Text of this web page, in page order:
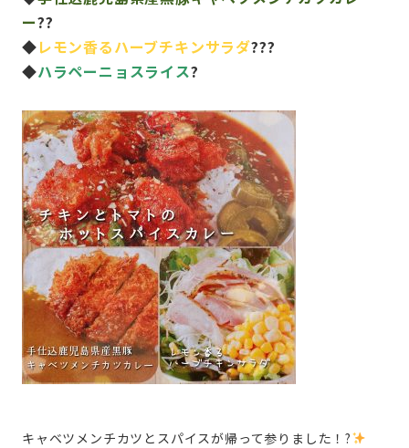
ー??
◆レモン香るハーブチキンサラダ???
◆ハラペーニョスライス?
キャベツメンチカツとスパイスが帰って参りました！?